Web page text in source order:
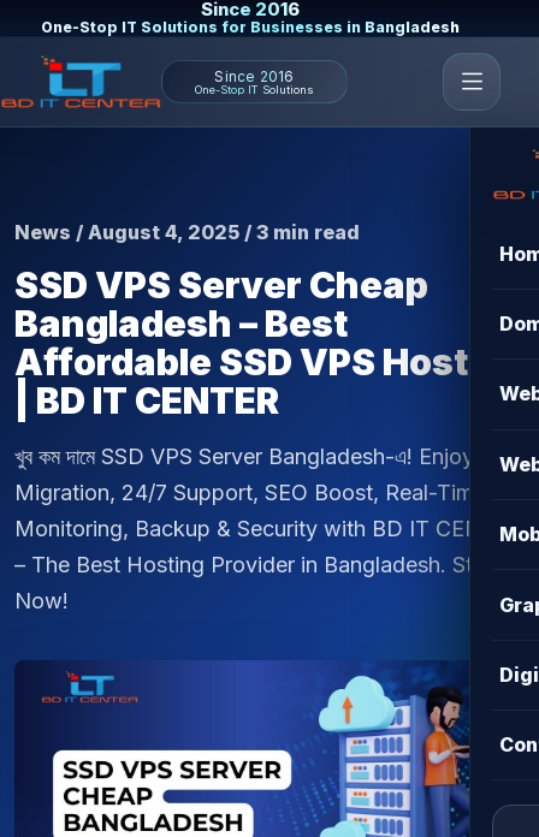
Since 2016
One-Stop IT Solutions for Businesses in Bangladesh
Since 2016
One-Stop IT Solutions
News / August 4, 2025 / 3 min read
SSD VPS Server Cheap
Bangladesh – Best
Affordable SSD VPS Hosting
| BD IT CENTER
খুব কম দামে SSD VPS Server Bangladesh-এ! Enjoy Free
Migration, 24/7 Support, SEO Boost, Real-Time
Monitoring, Backup & Security with BD IT CENTER
– The Best Hosting Provider in Bangladesh. Start
Now!